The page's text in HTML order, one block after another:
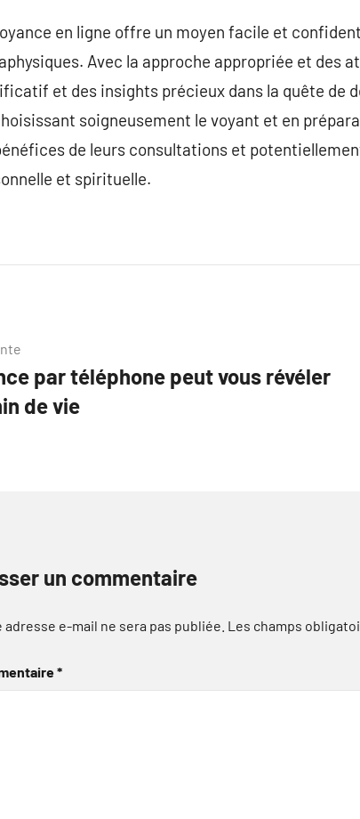
en ligne offre un moyen facile et
Avec la approche appropriée et des
et des insights précieux dans la quête de
soigneusement le voyant et en
de leurs consultations et
et spirituelle.
par téléphone peut vous révéler
de vie
un commentaire
adresse e-mail ne sera pas publiée. Les champs
*